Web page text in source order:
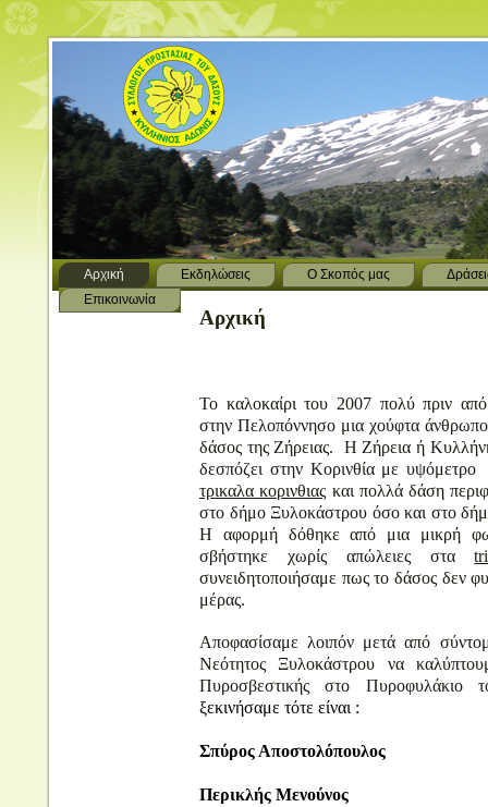
Αρχική Εκδηλώσεις Ο Σκοπός μας
Επικοινωνία
Αρχική
Το καλοκαίρι του 2007 πολύ πριν από
στην Πελοπόννησο μια χούφτα
δάσος της Ζήρειας. Η Ζήρεια ή
δεσπόζει στην Κορινθία με
τρικαλα κορινθιας και πολλά δάση
στο δήμο Ξυλοκάστρου όσο και στο
Η αφορμή δόθηκε από μια μικρή
σβήστηκε χωρίς απώλειες στα
συνειδητοποιήσαμε πως το δάσος δεν
μέρας.
Αποφασίσαμε λοιπόν μετά από
Νεότητος Ξυλοκάστρου να
Πυροσβεστικής στο
ξεκινήσαμε τότε είναι :
Σπύρος Αποστολόπουλος
Περικλής Μενούνος